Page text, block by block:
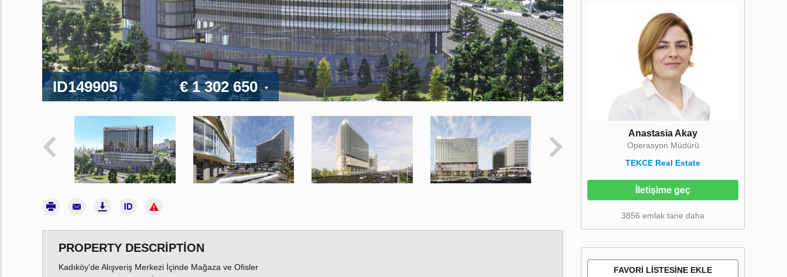
ID149905 € 1 302 650
PROPERTY DESCRIPTION
Kadıköy'de Alışveriş Merkezi İçinde Mağaza ve Ofisler
Anastasia Akay
Operasyon Müdürü
TEKCE Real Estate
İletişime geç
3856 emlak tane daha
FAVORI LISTESINE EKLE